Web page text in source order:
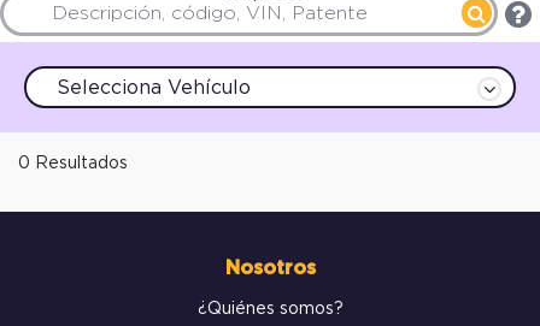
Selecciona Vehículo
0 Resultados
Nosotros
¿Quiénes somos?